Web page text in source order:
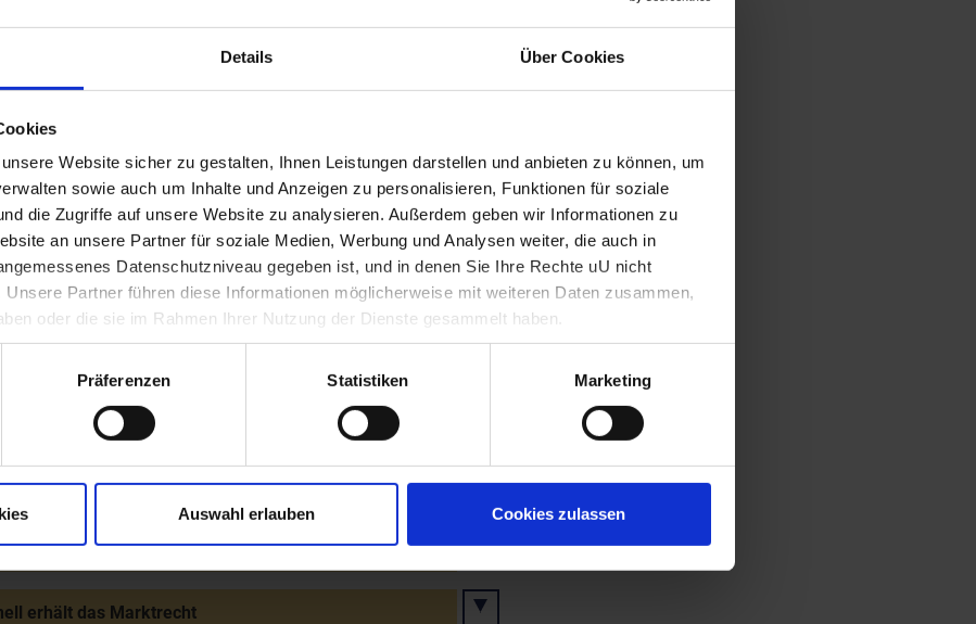
Details Über Cookies
Website sicher zu gestalten, Ihnen Leistungen darstellen und anbieten zu können, um
sowie auch um Inhalte und Anzeigen zu personalisieren, Funktionen für soziale
die Zugriffe auf unsere Website zu analysieren. Außerdem geben wir Informationen zu
an unsere Partner für soziale Medien, Werbung und Analysen weiter, die auch in
Datenschutzniveau gegeben ist, und in denen Sie Ihre Rechte uU nicht
Partner führen diese Informationen möglicherweise mit weiteren Daten zusammen,
oder die sie im Rahmen Ihrer Nutzung der Dienste gesammelt haben.
Präferenzen Statistiken Marketing
Auswahl erlauben Cookies zulassen
Sohn Markgraf Leopolds III., wird Pfalzgraf bei Rhein
Heinrich II. "Jasomirgott")
des St. Gilgen-Hospitals in St. Pölten
III. bestätigt Graf Ekbert II. von Formbach das
und Münzrecht für Neunkirchen
Leopold IV. übergibt dem Stift Zwettl das Gut
(von seinem Nachfolger Heinrich II. wieder entzogen)
Leopolds IV. - Nachfolger wird sein älterer
Heinrich II. (Jasomirgott)
erhält das Marktrecht